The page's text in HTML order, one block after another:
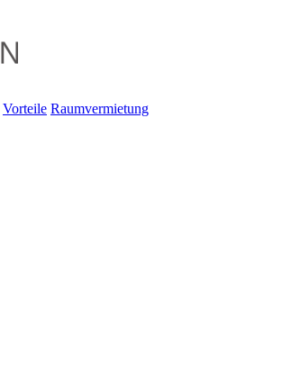
Vorteile Raumvermietung